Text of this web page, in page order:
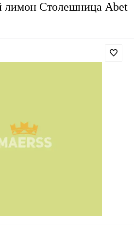
лимон Столешница Abet